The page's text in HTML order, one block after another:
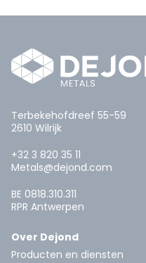
Terbekehofdreef 55-59
2610 Wilrijk
+32 3 820 35 11
Metals@dejond.com
BE 0818.310.311
RPR Antwerpen
Over Dejond
Producten en diensten